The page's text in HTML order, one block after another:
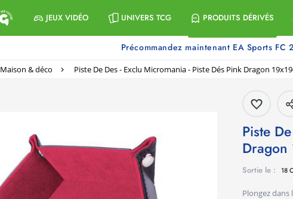
JEUX VIDÉO UNIVERS TCG PRODUITS DÉRIVÉS
Précommandez maintenant EA Sports FC
Maison & déco Piste De Des - Exclu Micromania - Piste Dés Pink Dragon
Piste De Des - Exclu Micromania - Piste Dés Pink
Dragon
Sortie le : 18
Plongez dans